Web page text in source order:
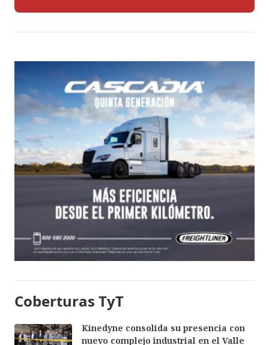
Coberturas TyT
Kinedyne consolida su presencia con
nuevo complejo industrial en el Valle